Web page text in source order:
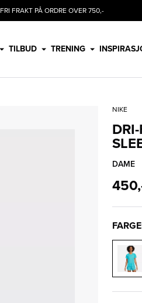
FRI FRAKT PÅ ORDRE OVER 750,-
TILBUD TRENING
NIKE
DAME